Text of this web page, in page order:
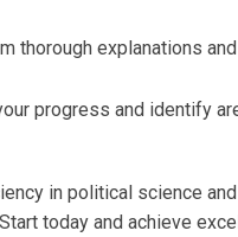
thorough explanations
progress and identify
in political science
today and achieve